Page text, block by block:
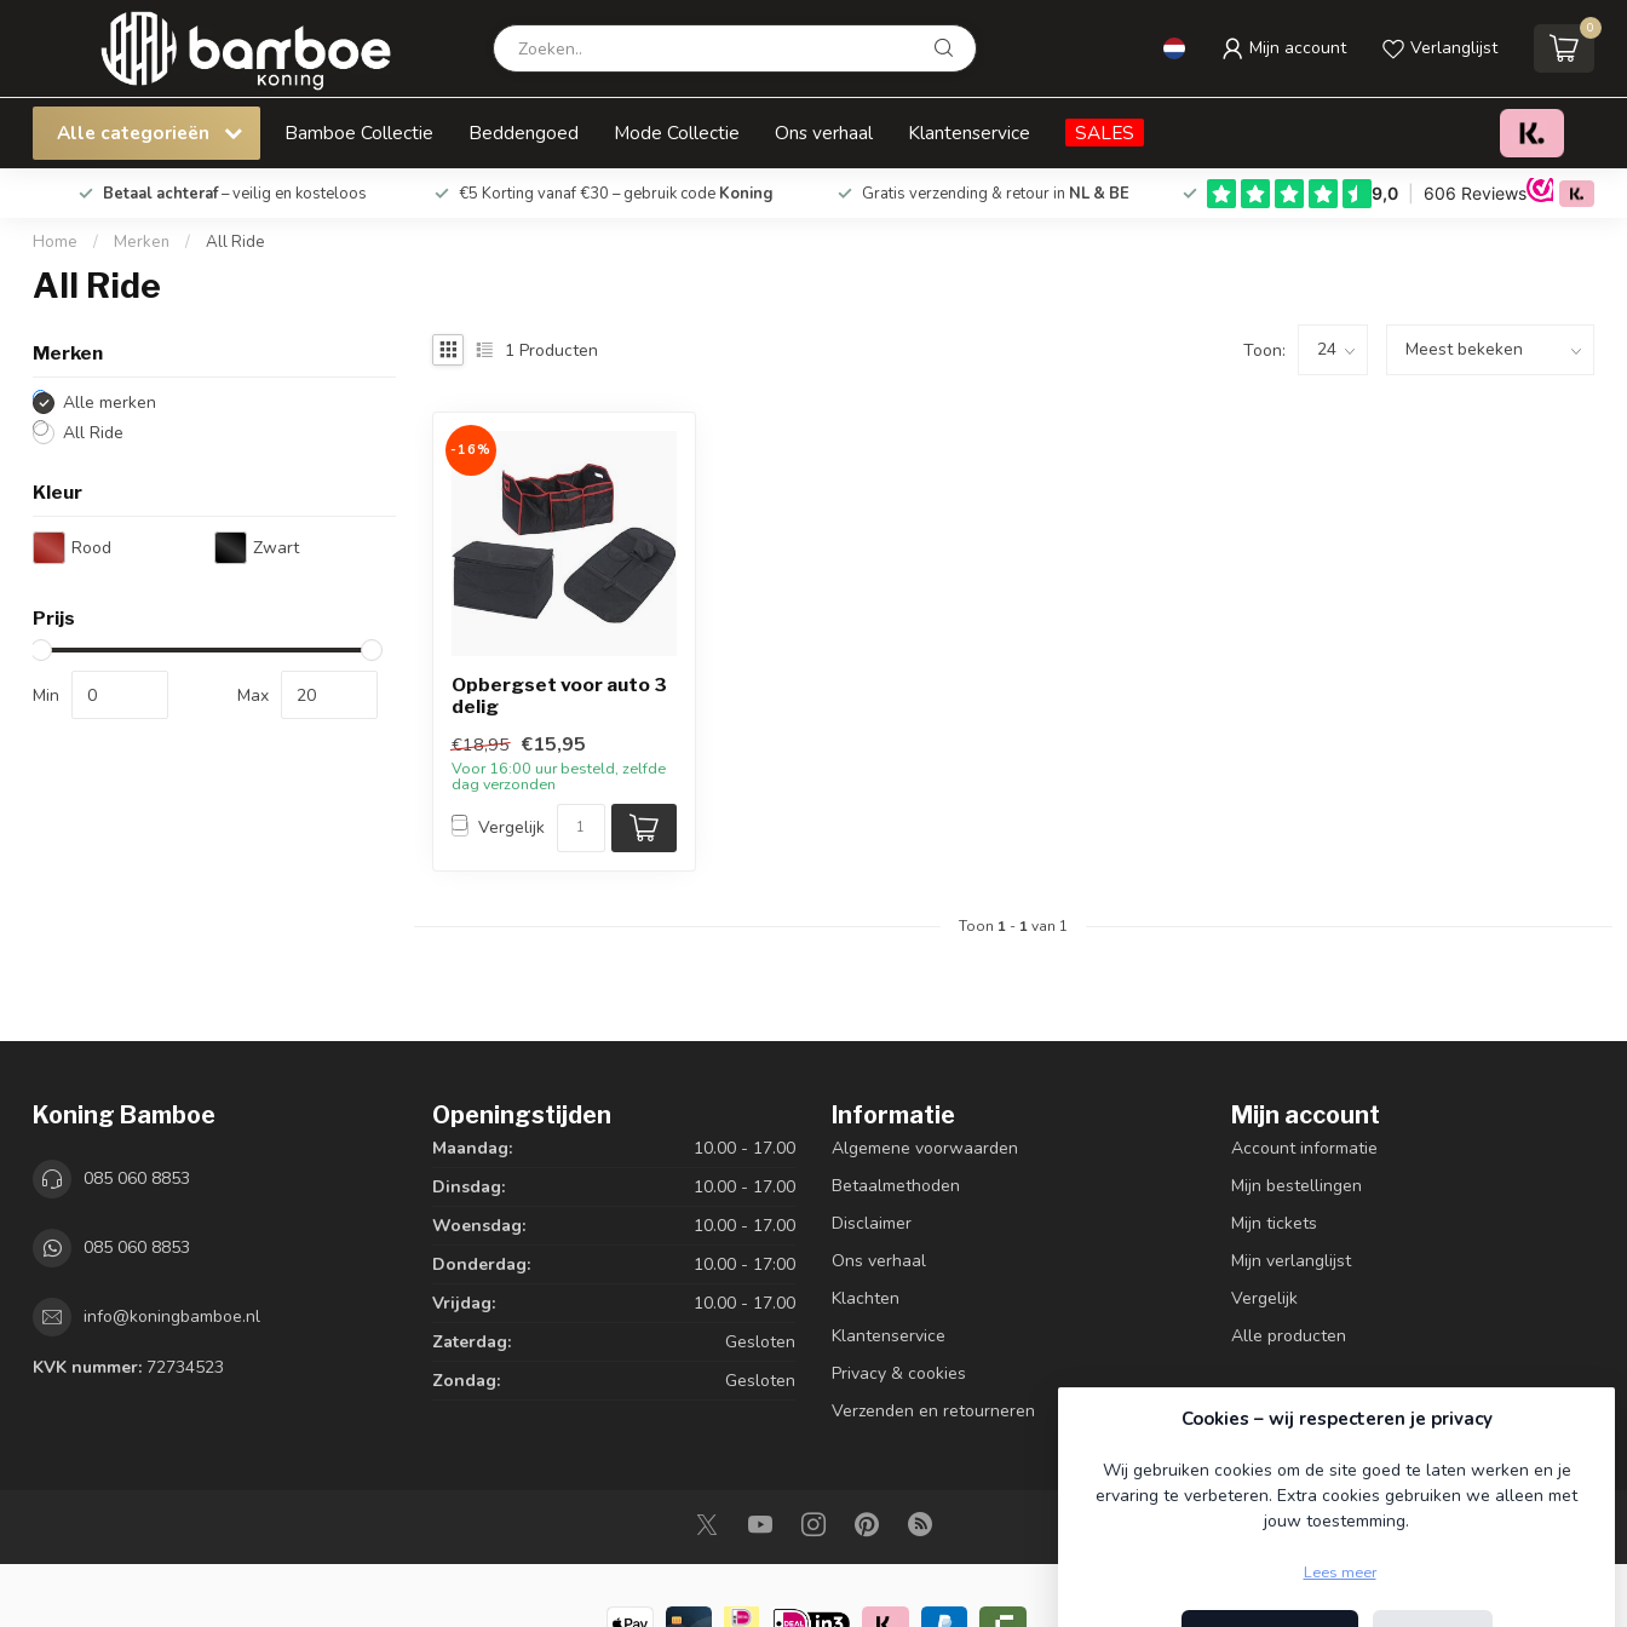
Mijn account Verlanglijst
0
Alle categorieën Bamboe Collectie Beddengoed Mode Collectie Ons verhaal Klantenservice SALES
Betaal achteraf– veilig en kosteloos €5 Korting vanaf €30 – gebruik code Koning Gratis verzending & retour in NL & BE
Home / Merken / All Ride
All Ride
Merken
Alle merken
All Ride
Kleur
Rood Zwart
Prijs
Min Max
1 Producten Toon:
-16%
Opbergset voor auto 3
delig
€18,95 €15,95
Voor 16:00 uur besteld, zelfde
dag verzonden
Vergelijk
Toon 1 - 1van 1
Koning Bamboe
085 060 8853
085 060 8853
info@koningbamboe.nl
KVK nummer: 72734523
Openingstijden
Maandag:
10.00 - 17.00
Dinsdag:
10.00 - 17.00
Woensdag:
10.00 - 17.00
Donderdag:
10.00 - 17:00
Vrijdag:
10.00 - 17.00
Zaterdag:
Gesloten
Zondag:
Gesloten
Informatie
Algemene voorwaarden
Betaalmethoden
Disclaimer
Ons verhaal
Klachten
Klantenservice
Privacy & cookies
Verzenden en retourneren
Mijn account
Account informatie
Mijn bestellingen
Mijn tickets
Mijn verlanglijst
Vergelijk
Alle producten
Cookies – wij respecteren je privacy
Wij gebruiken cookies om de site goed te laten werken en je
ervaring te verbeteren. Extra cookies gebruiken we alleen met
jouw toestemming.
Lees meer